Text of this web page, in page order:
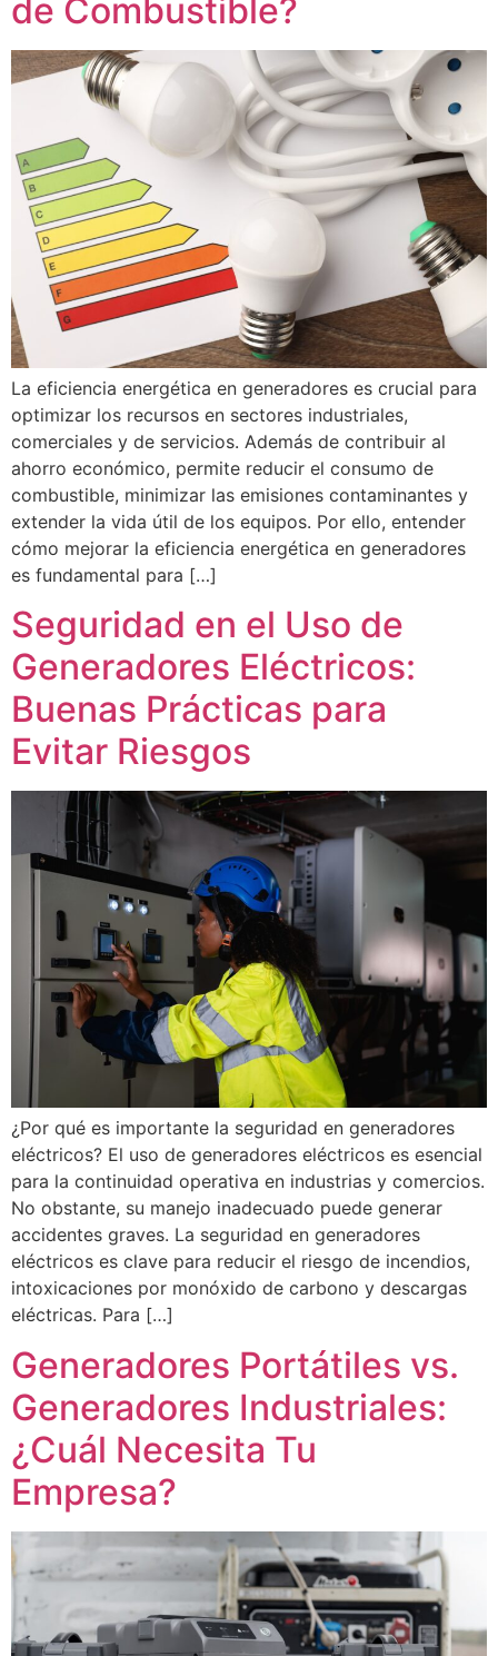
de Combustible?
La eficiencia energética en generadores es crucial para
optimizar los recursos en sectores industriales,
comerciales y de servicios. Además de contribuir al
ahorro económico, permite reducir el consumo de
combustible, minimizar las emisiones contaminantes y
extender la vida útil de los equipos. Por ello, entender
cómo mejorar la eficiencia energética en generadores
es fundamental para […]
Seguridad en el Uso de
Generadores Eléctricos:
Buenas Prácticas para
Evitar Riesgos
¿Por qué es importante la seguridad en generadores
eléctricos? El uso de generadores eléctricos es esencial
para la continuidad operativa en industrias y comercios.
No obstante, su manejo inadecuado puede generar
accidentes graves. La seguridad en generadores
eléctricos es clave para reducir el riesgo de incendios,
intoxicaciones por monóxido de carbono y descargas
eléctricas. Para […]
Generadores Portátiles vs.
Generadores Industriales:
¿Cuál Necesita Tu
Empresa?